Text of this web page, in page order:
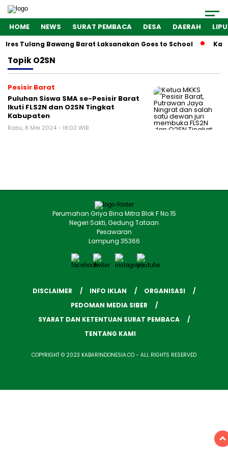
HOME NEWS SURAT PEMBACA DESA DAERAH
Tulang Bawang Barat Laksanakan Goes to School
TopikO2SN
Pesisir Barat
Puluhan Siswa SMA se-Pesisir Barat
Ikuti FLS2N dan O2SN Tingkat
Kabupaten
Rabu, 8 Mei 2024 - 18:02 WIB
Perumahan Griya Bina Mitra Blok F No.15
Negeri Sakti, Gedung Tataan
Pesawaran
Lampung 35366
DISCLAIMER INFO IKLAN
ORGANISASI
PEDOMAN MEDIA SIBER
SYARAT DAN KETENTUAN SURAT PEMBACA
TENTANG KAMI
COPYRIGHT © 2023 KABARINDONESIA.CO - ALL RIGHTS RESERVED